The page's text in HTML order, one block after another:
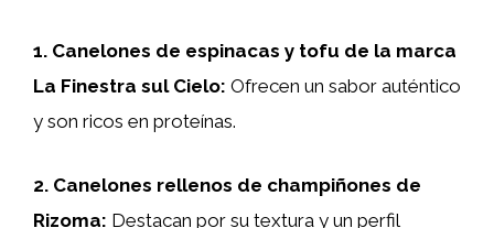
1. Canelones de espinacas y tofu de la marca
La Finestra sul Cielo: Ofrecen un sabor auténtico
y son ricos en proteínas.
2. Canelones rellenos de champiñones de
Rizoma: Destacan por su textura y un perfil